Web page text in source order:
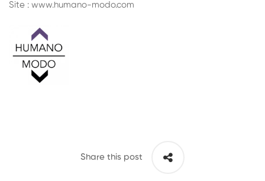
Site : www.humano-modo.com
Share this post